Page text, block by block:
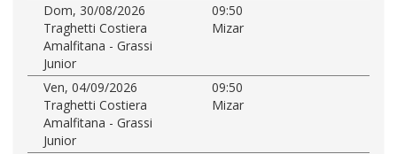
Dom, 30/08/2026
09:50
Traghetti Costiera
Amalfitana - Grassi
Junior
Mizar
Ven, 04/09/2026
09:50
Traghetti Costiera
Amalfitana - Grassi
Junior
Mizar